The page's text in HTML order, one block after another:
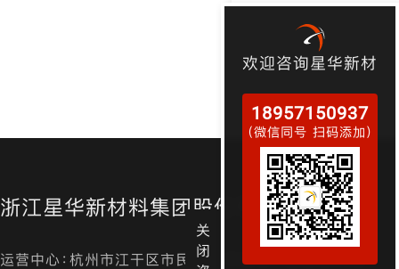
浙江星华新材料集团股份有限公司
运营中心：杭州市江干区市民街98号尊宝大厦金尊24层
关
闭
欢迎咨询星华新材
18957150937
（微信同号 扫码添加）